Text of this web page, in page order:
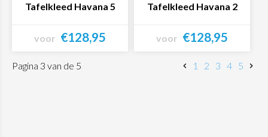
Tafelkleed Havana 5
voor €128,95
Bekijk product
Tafelkleed Havana 2
voor €128,95
Bekijk product
Pagina 3 van de 5 1 2 3 4 5